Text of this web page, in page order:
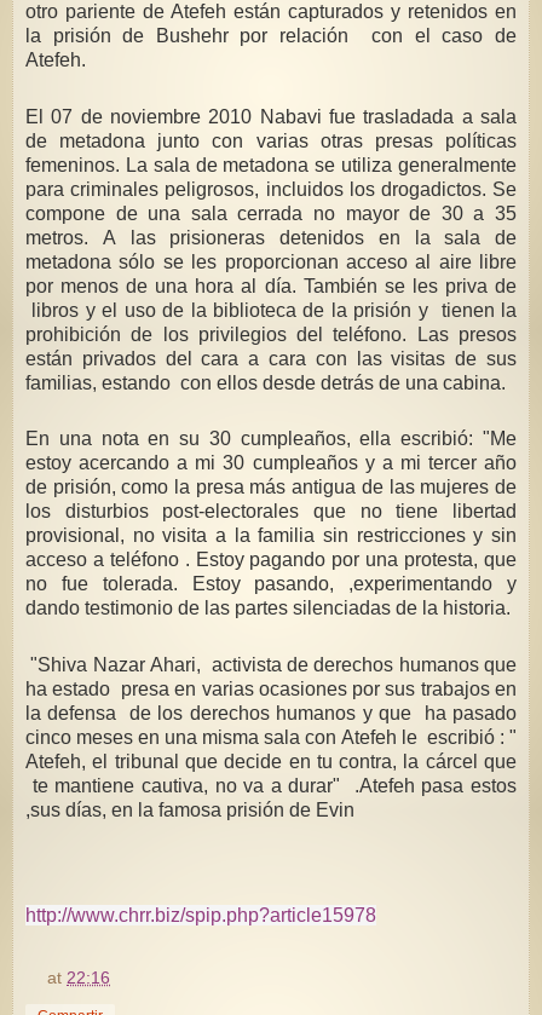
otro pariente de Atefeh están capturados y retenidos en
la prisión de Bushehr por relación con el caso de
Atefeh.
El 07 de noviembre 2010 Nabavi fue trasladada a sala
de metadona junto con varias otras presas políticas
femeninos. La sala de metadona se utiliza generalmente
para criminales peligrosos, incluidos los drogadictos. Se
compone de una sala cerrada no mayor de 30 a 35
metros. A las prisioneras detenidos en la sala de
metadona sólo se les proporcionan acceso al aire libre
por menos de una hora al día. También se les priva de
libros y el uso de la biblioteca de la prisión y tienen la
prohibición de los privilegios del teléfono. Las presos
están privados del cara a cara con las visitas de sus
familias, estando con ellos desde detrás de una cabina.
En una nota en su 30 cumpleaños, ella escribió: "Me
estoy acercando a mi 30 cumpleaños y a mi tercer año
de prisión, como la presa más antigua de las mujeres de
los disturbios post-electorales que no tiene libertad
provisional, no visita a la familia sin restricciones y sin
acceso a teléfono . Estoy pagando por una protesta, que
no fue tolerada. Estoy pasando, ,experimentando y
dando testimonio de las partes silenciadas de la historia.
"Shiva Nazar Ahari, activista de derechos humanos que
ha estado presa en varias ocasiones por sus trabajos en
la defensa de los derechos humanos y que ha pasado
cinco meses en una misma sala con Atefeh le escribió : "
Atefeh, el tribunal que decide en tu contra, la cárcel que
te mantiene cautiva, no va a durar" .Atefeh pasa estos
,sus días, en la famosa prisión de Evin
http://www.chrr.biz/spip.php?article15978
at 22:16